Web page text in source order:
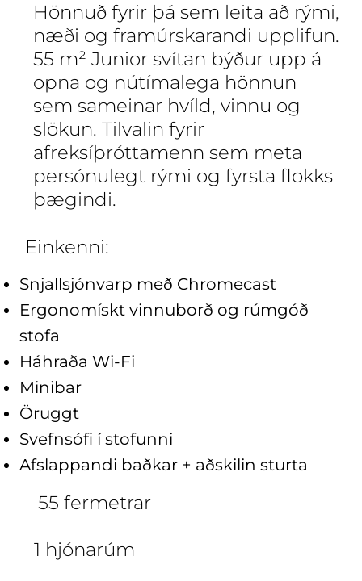
Einkenni:
Snjallsjónvarp með Chromecast
Ergonomískt vinnuborð og rúmgóð
stofa
Háhraða Wi-Fi
Minibar
Öruggt
Svefnsófi í stofunni
Afslappandi baðkar + aðskilin sturta
Hönnuð fyrir þá sem leita að rými,
næði og framúrskarandi upplifun.
55 m² Junior svítan býður upp á
opna og nútímalega hönnun
sem sameinar hvíld, vinnu og
slökun. Tilvalin fyrir
afreksíþróttamenn sem meta
persónulegt rými og fyrsta flokks
þægindi.
1 hjónarúm
55 fermetrar